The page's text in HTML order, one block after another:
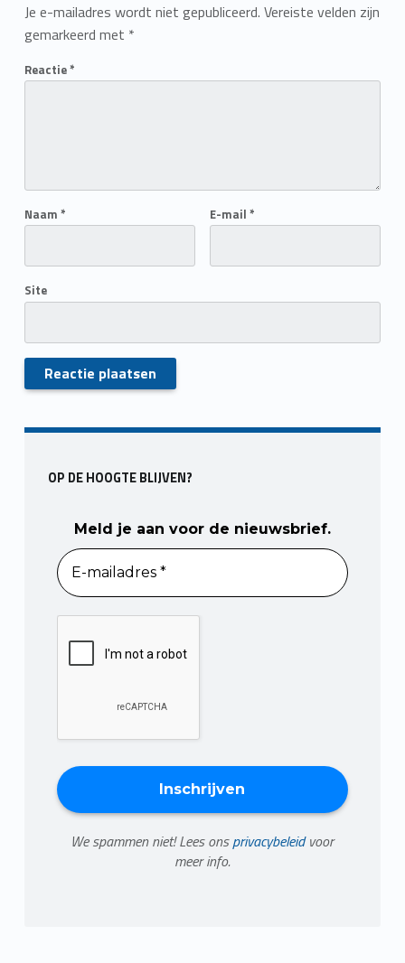
Je e-mailadres wordt niet gepubliceerd. Vereiste velden zijn
gemarkeerd met *
Reactie*
Naam * E-mail *
Site
OP DE HOOGTE BLIJVEN?
Meld je aan voor de nieuwsbrief.
We spammen niet! Lees onsprivacybeleidvoor
meer info.